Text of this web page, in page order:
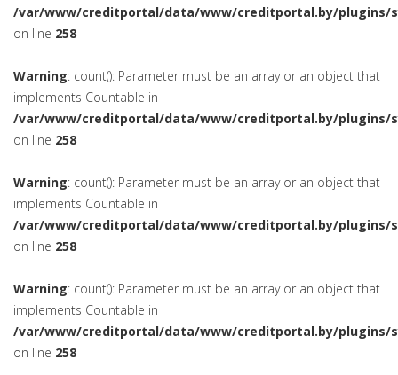
/var/www/creditportal/data/www/creditportal.by/plugins/
on line 258
Warning: count(): Parameter must be an array or an object that
implements Countable in
/var/www/creditportal/data/www/creditportal.by/plugins/
on line 258
Warning: count(): Parameter must be an array or an object that
implements Countable in
/var/www/creditportal/data/www/creditportal.by/plugins/
on line 258
Warning: count(): Parameter must be an array or an object that
implements Countable in
/var/www/creditportal/data/www/creditportal.by/plugins/
on line 258